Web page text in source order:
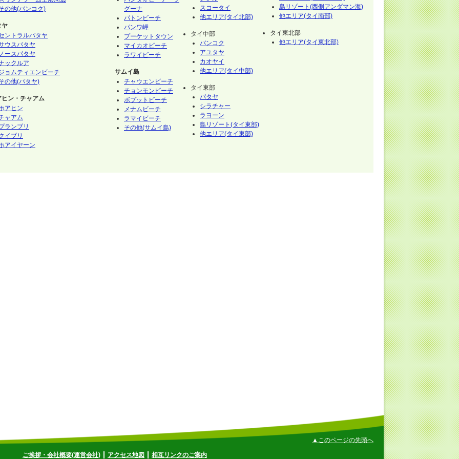
の他(バンコク)
ヤ
ントラルパタヤ
ウスパタヤ
ースパタヤ
ックルア
ョムティエンビーチ
の他(パタヤ)
ヒン・チャアム
アヒン
ャアム
ランブリ
イブリ
アイヤーン
グーナ
パトンビーチ
パンワ岬
プーケットタウン
マイカオビーチ
ラワイビーチ
サムイ島
チャウエンビーチ
チョンモンビーチ
ボプットビーチ
メナムビーチ
ラマイビーチ
その他(サムイ島)
スコータイ
他エリア(タイ北部)
タイ中部
バンコク
アユタヤ
カオヤイ
他エリア(タイ中部)
タイ東部
パタヤ
シラチャー
ラヨーン
島リゾート(タイ東部)
他エリア(タイ東部)
島リゾート(西側アンダマン海)
他エリア(タイ南部)
タイ東北部
他エリア(タイ東北部)
▲このページの先頭へ
ご挨拶・会社概要(運営会社) アクセス地図 相互リンクのご案内